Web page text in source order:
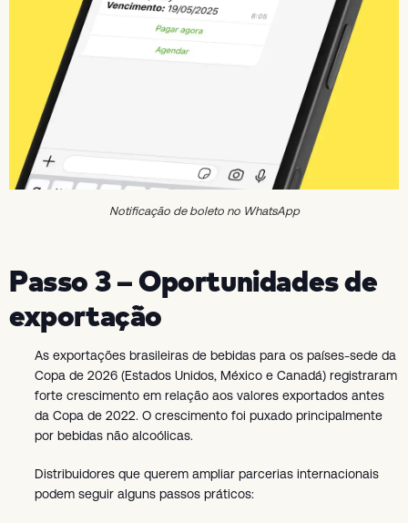
Notificação de boleto no WhatsApp
Passo 3 – Oportunidades de
exportação
As exportações brasileiras de bebidas para os países-sede da
Copa de 2026 (Estados Unidos, México e Canadá) registraram
forte crescimento em relação aos valores exportados antes
da Copa de 2022. O crescimento foi puxado principalmente
por bebidas não alcoólicas.
Distribuidores que querem ampliar parcerias internacionais
podem seguir alguns passos práticos: